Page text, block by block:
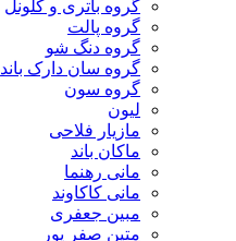
گروه باتری و کلونل
گروه پالت
گروه دنگ شو
گروه سان دارک باند
گروه سون
لیون
مازیار فلاحی
ماکان باند
مانی رهنما
مانی کاکاوند
مبین جعفری
متین صفر پور